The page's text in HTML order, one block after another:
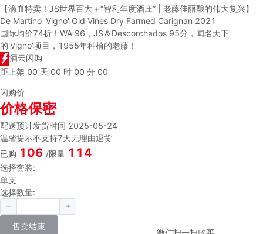
【滴血特卖！JS世界百大＋“智利年度酒庄” | 老藤佳丽酿的伟大复兴】
De Martino 'Vigno' Old Vines Dry Farmed Carignan 2021
国际均价74折！WA 96，JS＆Descorchados 95分，闻名天下
的'Vigno'项目，1955年种植的老藤！
酒云闪购
距上架 00 天 00 时 00 分 00
闪购价
价格保密
配送预计发货时间 2025-05-24
温馨提示不支持7天无理由退货
已购 106 /限量 114
选择套装:
单支
选择数量:
售卖结束